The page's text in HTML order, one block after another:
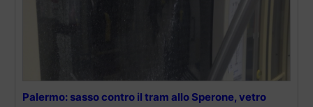
Palermo: sasso contro il tram allo Sperone, vetro